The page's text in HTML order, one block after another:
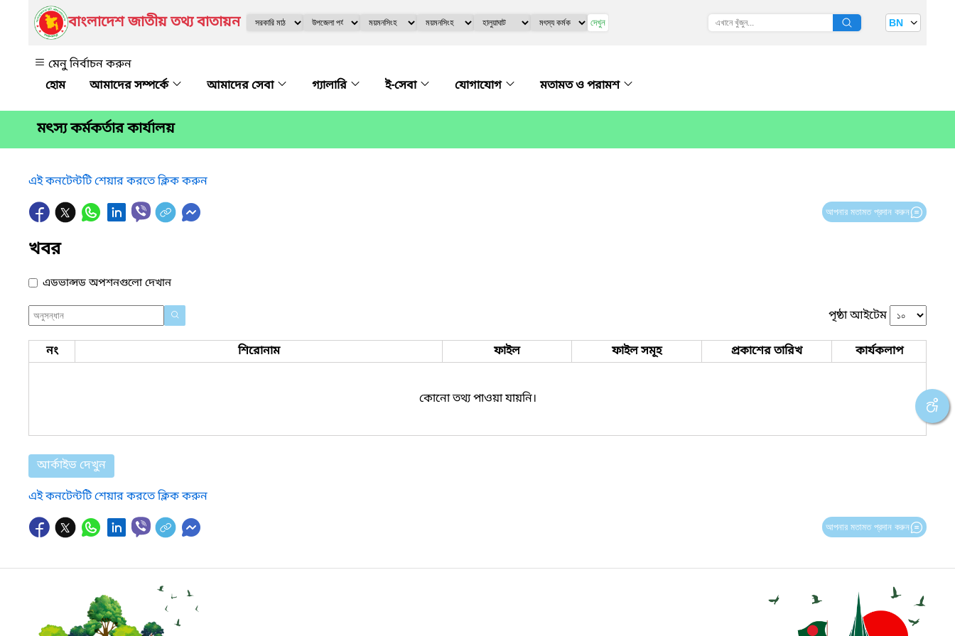
বাংলাদেশ জাতীয় তথ্য বাতায়ন দেখুন BN
মেনু নির্বাচন করুন
আমাদের সম্পর্কে
আমাদের সেবা গ্যালারি ই-সেবা যোগাযোগ মতামত ও পরামশ
মৎস্য কর্মকর্তার কার্যালয়
এই কনটেন্টটি শেয়ার করতে ক্লিক করুন
আপনার মতামত প্রদান করুন
খবর
এডভান্সড অপশনগুলো দেখান
পৃষ্ঠা আইটেম
নং শিরোনাম ফাইল ফাইল সমূহ প্রকাশের তারিখ কার্যকলাপ
কোনো তথ্য পাওয়া যায়নি।
আর্কাইভ দেখুন
এই কনটেন্টটি শেয়ার করতে ক্লিক করুন
আপনার মতামত প্রদান করুন